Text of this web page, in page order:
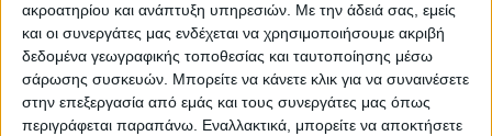
ακροατηρίου και ανάπτυξη υπηρεσιών. Με την άδειά σας, εμείς
και οι συνεργάτες μας ενδέχεται να χρησιμοποιήσουμε ακριβή
δεδομένα γεωγραφικής τοποθεσίας και ταυτοποίησης μέσω
σάρωσης συσκευών. Μπορείτε να κάνετε κλικ για να συναινέσετε
στην επεξεργασία από εμάς και τους συνεργάτες μας όπως
περιγράφεται παραπάνω. Εναλλακτικά, μπορείτε να αποκτήσετε
ισχυρής αστυνομικής δύναμης κατέφθαναν
στο Κάστρο.
«Δεν έχουμε να δώσουμε κάτι παραπάνω»